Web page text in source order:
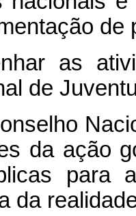
as
de
da ação
para
da